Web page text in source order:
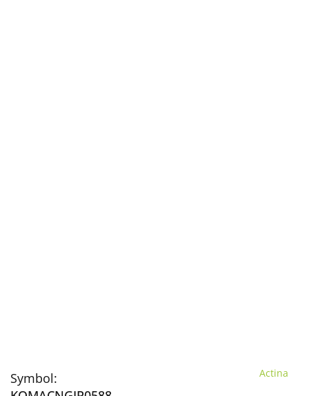
Symbol:
Actina